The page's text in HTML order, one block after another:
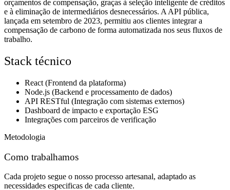
orçamentos de compensação, graças à seleção inteligente de créditos
e à eliminação de intermediários desnecessários. A API pública,
lançada em setembro de 2023, permitiu aos clientes integrar a
compensação de carbono de forma automatizada nos seus fluxos de
trabalho.
Stack técnico
React (Frontend da plataforma)
Node.js (Backend e processamento de dados)
API RESTful (Integração com sistemas externos)
Dashboard de impacto e exportação ESG
Integrações com parceiros de verificação
Metodologia
Como trabalhamos
Cada projeto segue o nosso processo artesanal, adaptado as
necessidades especificas de cada cliente.